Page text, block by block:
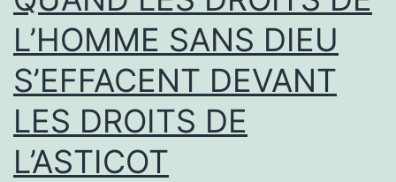
L’HOMME SANS DIEU
S’EFFACENT DEVANT
LES DROITS DE
L’ASTICOT